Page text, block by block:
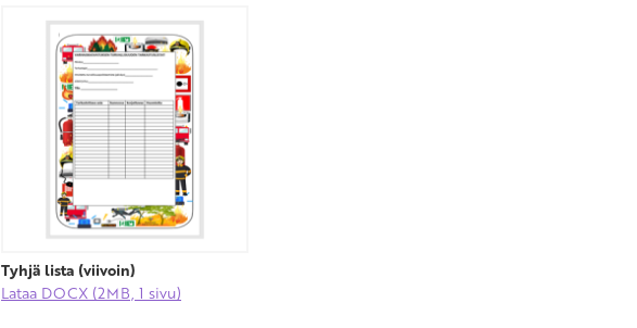
Tyhjä lista (viivoin)
Lataa DOCX (2MB, 1 sivu)